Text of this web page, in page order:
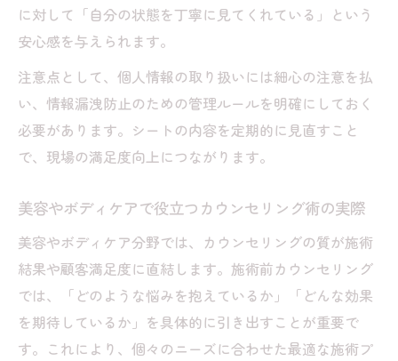
に対して「自分の状態を丁寧に見てくれている」という
安心感を与えられます。
注意点として、個人情報の取り扱いには細心の注意を払
い、情報漏洩防止のための管理ルールを明確にしておく
必要があります。シートの内容を定期的に見直すこと
で、現場の満足度向上につながります。
美容やボディケアで役立つカウンセリング術の実際
美容やボディケア分野では、カウンセリングの質が施術
結果や顧客満足度に直結します。施術前カウンセリング
では、「どのような悩みを抱えているか」「どんな効果
を期待しているか」を具体的に引き出すことが重要で
す。これにより、個々のニーズに合わせた最適な施術プ